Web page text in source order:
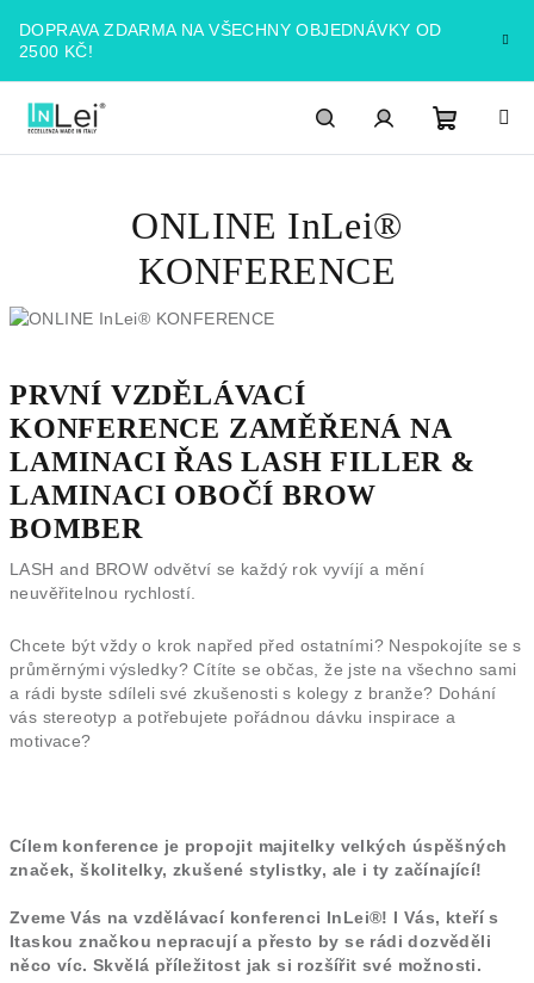
obsah
DOPRAVA ZDARMA NA VŠECHNY OBJEDNÁVKY OD
2500 KČ!
HledatPŘIHLÁŠENÍ
Nákupní
ONLINE InLei®
KONFERENCE
PRVNÍ VZDĚLÁVACÍ
KONFERENCE ZAMĚŘENÁ NA
LAMINACI ŘAS LASH FILLER &
LAMINACI OBOČÍ BROW
BOMBER
LASH and BROW odvětví se každý rok vyvíjí a mění
neuvěřitelnou rychlostí.
Chcete být vždy o krok napřed před ostatními? Nespokojíte se s
průměrnými výsledky? Cítíte se občas, že jste na všechno sami
a rádi byste sdíleli své zkušenosti s kolegy z branže? Dohání
vás stereotyp a potřebujete pořádnou dávku inspirace a
motivace?
Cílem konference je propojit majitelky velkých úspěšných
značek, školitelky, zkušené stylistky, ale i ty začínající!
Zveme Vás na vzdělávací konferenci InLei®! I Vás, kteří s
Itaskou značkou nepracují a přesto by se rádi dozvěděli
něco víc. Skvělá příležitost jak si rozšířit své možnosti.